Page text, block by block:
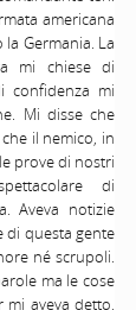
americana
la Germania. La
mi chiese di
confidenza mi
Mi disse che
il nemico, in
prove di nostri
di
Aveva notizie
di questa gente
né scrupoli.
ma le cose
aveva detto.